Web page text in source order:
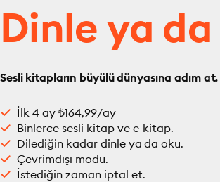
Dinle ya
Sesli kitapların büyülü dünyasına adım at.
İlk 4 ay ₺164,99/ay
Binlerce sesli kitap ve e-kitap.
Dilediğin kadar dinle ya da oku.
Çevrimdışı modu.
İstediğin zaman iptal et.